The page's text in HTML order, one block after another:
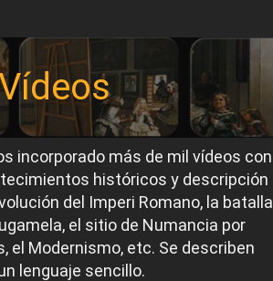
incorporado más de mil vídeos con
históricos y descripción
del Imperi Romano, la batalla
el sitio de Numancia por
el Modernismo, etc. Se describen
lenguaje sencillo.